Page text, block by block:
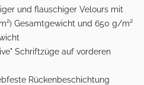
und flauschiger Velours mit
Gesamtgewicht und 650 g/m²
Schriftzüge auf vorderen
Rückenbeschichtung